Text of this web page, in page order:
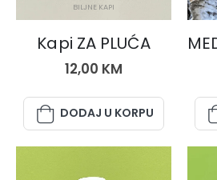
BILJNE KAPI
Kapi ZA PLUĆA
12,00 KM
DODAJ U KORPU